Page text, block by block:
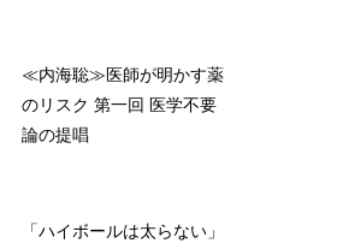
≪内海聡≫医師が明かす薬
のリスク 第一回 医学不要
論の提唱
「ハイボールは太らない」